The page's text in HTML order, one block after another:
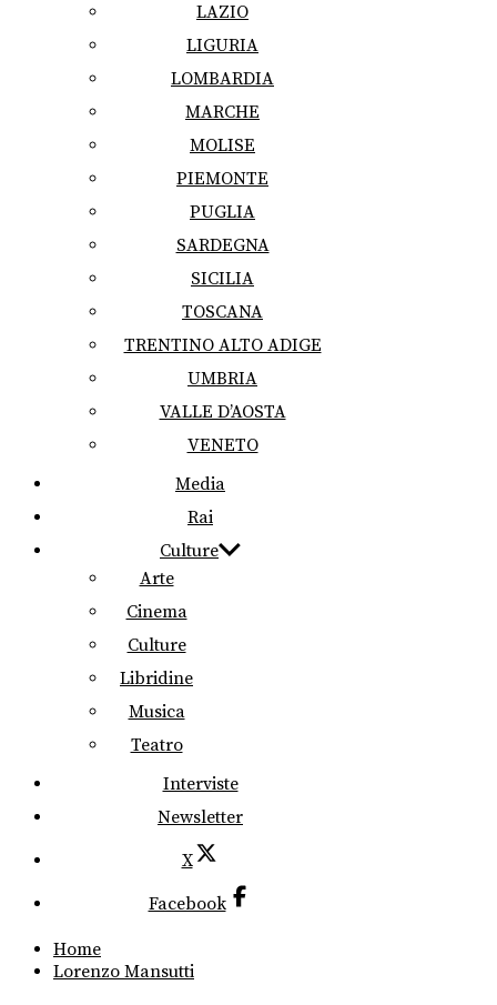
LAZIO
LIGURIA
LOMBARDIA
MARCHE
MOLISE
PIEMONTE
PUGLIA
SARDEGNA
SICILIA
TOSCANA
TRENTINO ALTO ADIGE
UMBRIA
VALLE D’AOSTA
VENETO
Media
Rai
Culture
Arte
Cinema
Culture
Libridine
Musica
Teatro
Interviste
Newsletter
X
Facebook
Home
Lorenzo Mansutti